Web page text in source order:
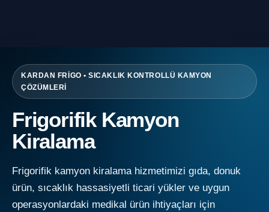
Frigorifik kamyon kiralama hizmetimizi gıda, donuk
ürün, sıcaklık hassasiyetli ticari yükler ve uygun
operasyonlardaki medikal ürün ihtiyaçları için
KARDAN FRİGO • SICAKLIK KONTROLLÜ KAMYON
ÇÖZÜMLERİ
Frigorifik Kamyon
Kiralama